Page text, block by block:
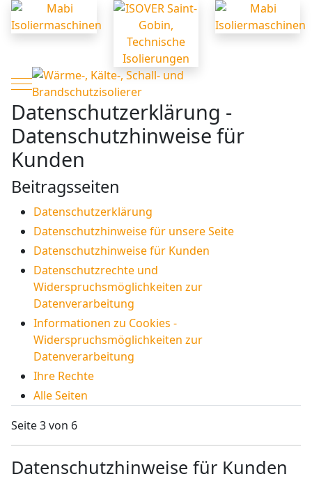
Mobile Menu Toggle
Datenschutzerklärung -
Datenschutzhinweise für
Kunden
Beitragsseiten
Datenschutzerklärung
Datenschutzhinweise für unsere Seite
Datenschutzhinweise für Kunden
Datenschutzrechte und
Widerspruchsmöglichkeiten zur
Datenverarbeitung
Informationen zu Cookies -
Widerspruchsmöglichkeiten zur
Datenverarbeitung
Ihre Rechte
Alle Seiten
Seite 3 von 6
Datenschutzhinweise für Kunden